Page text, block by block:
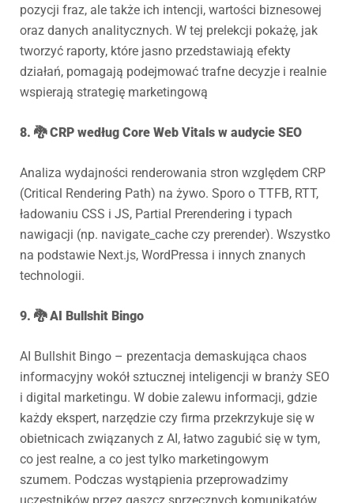
pozycji fraz, ale także ich intencji, wartości biznesowej
oraz danych analitycznych. W tej prelekcji pokażę, jak
tworzyć raporty, które jasno przedstawiają efekty
działań, pomagają podejmować trafne decyzje i realnie
wspierają strategię marketingową
8. 🐉 CRP według Core Web Vitals w audycie SEO
Analiza wydajności renderowania stron względem CRP
(Critical Rendering Path) na żywo. Sporo o TTFB, RTT,
ładowaniu CSS i JS, Partial Prerendering i typach
nawigacji (np. navigate_cache czy prerender). Wszystko
na podstawie Next.js, WordPressa i innych znanych
technologii.
9. 🐉 AI Bullshit Bingo
AI Bullshit Bingo – prezentacja demaskująca chaos
informacyjny wokół sztucznej inteligencji w branży SEO
i digital marketingu. W dobie zalewu informacji, gdzie
każdy ekspert, narzędzie czy firma przekrzykuje się w
obietnicach związanych z AI, łatwo zagubić się w tym,
co jest realne, a co jest tylko marketingowym
szumem. Podczas wystąpienia przeprowadzimy